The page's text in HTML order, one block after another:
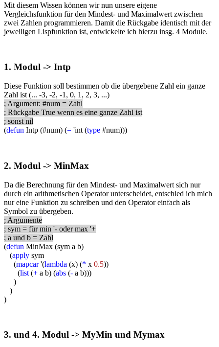
Mit diesem Wissen können wir nun unsere eigene
Vergleichsfunktion für den Mindest- und Maximalwert zwischen
zwei Zahlen programmieren. Damit die Rückgabe identisch mit der
jeweiligen Lispfunktion ist, entwickelte ich hierzu insg. 4 Module.
1. Modul -> Intp
Diese Funktion soll bestimmen ob die übergebene Zahl ein ganze
Zahl ist (... -3, -2, -1, 0, 1, 2, 3, ...)
; Argument: #num = Zahl
; Rückgabe True wenn es eine ganze Zahl ist
; sonst nil
(defun Intp (#num) (= 'int (type #num)))
2. Modul -> MinMax
Da die Berechnung für den Mindest- und Maximalwert sich nur
durch ein arithmetischen Operator unterscheidet, entschied ich mich
nur eine Funktion zu schreiben und den Operator einfach als
Symbol zu übergeben.
; Argumente
; sym = für min '- oder max '+
; a und b = Zahl
(defun MinMax (sym a b)
(apply sym
(mapcar'(lambda (x) (* x 0.5))
(list (+ a b) (abs (- a b)))
)
)
)
3. und 4. Modul -> MyMin und Mymax